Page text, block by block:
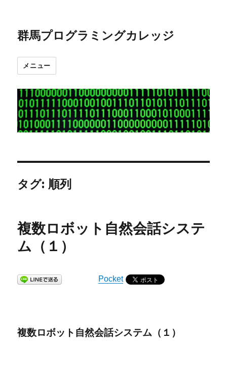
群馬プログラミングカレッジ
メニュー
タグ: 順列
複数ロボット自然会話システ
ム（１）
Pocket
複数ロボット自然会話システム（１）